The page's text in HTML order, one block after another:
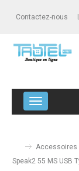
Contactez-nous
Navigation
Accessoires
Speak2 55 MS USB